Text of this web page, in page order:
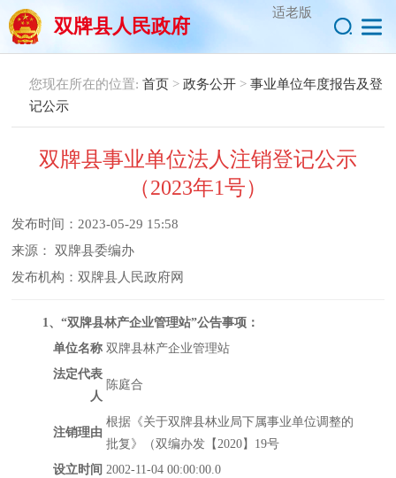
适老版
双牌县人民政府
您现在所在的位置: 首页 > 政务公开 > 事业单位年度报告及登
记公示
双牌县事业单位法人注销登记公示
（2023年1号）
发布时间： 2023-05-29 15:58
来源： 双牌县委编办
发布机构： 双牌县人民政府网
1、“双牌县林产企业管理站”公告事项：
单位名称 双牌县林产企业管理站
法定代表
人
陈庭合
注销理由
根据《关于双牌县林业局下属事业单位调整的
批复》（双编办发【2020】 19号
设立时间 2002-11-04 00:00:00.0